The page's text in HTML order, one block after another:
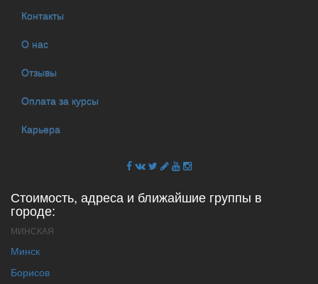
Контакты
О нас
Отзывы
Оплата за курсы
Карьера
Стоимость, адреса и ближайшие группы в
городе:
МИНСКАЯ
Минск
Борисов